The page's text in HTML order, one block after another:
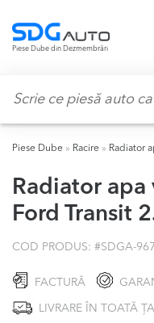
navigation
content
Piese Dube din Dezmembrări
Piese Dube » Racire » Radiator
Radiator
Ford Transit
COD PRODUS: #SDGA-
FACTURĂ
LIVRARE ÎN TOATĂ